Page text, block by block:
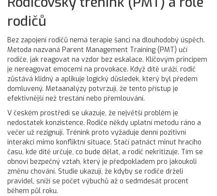
rodičů
Bez zapojení rodičů nemá terapie šanci na dlouhodobý úspěch.
Metoda nazvaná Parent Management Training (PMT) učí
rodiče, jak reagovat na vzdor bez eskalace. Klíčovým principem
je nereagovat emocemi na provokace. Když dítě uráží, rodič
zůstává klidný a aplikuje logický důsledek, který byl předem
domluvený. Metaanalýzy potvrzují, že tento přístup je
efektivnější než trestání nebo přemlouvání.
V českém prostředí se ukazuje, že největší problém je
nedostatek konzistence. Rodiče někdy uplatní metodu ráno a
večer už rezignují. Trénink proto vyžaduje denní pozitivní
interakci mimo konfliktní situace. Stačí patnáct minut hracího
času, kde dítě určuje, co bude dělat, a rodič nekritizuje. Tím se
obnoví bezpečný vztah, který je předpokladem pro jakoukoli
změnu chování. Studie ukazují, že kdyby se rodiče drželi
pravidel, sníží se počet výbuchů až o sedmdesát procent
během půl roku.